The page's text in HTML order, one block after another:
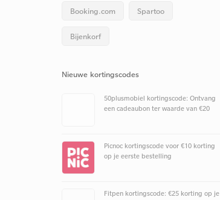
Booking.com Spartoo
Bijenkorf
Nieuwe kortingscodes
50plusmobiel kortingscode: Ontvang
een cadeaubon ter waarde van €20
Picnoc kortingscode voor €10 korting
op je eerste bestelling
Fitpen kortingscode: €25 korting op je